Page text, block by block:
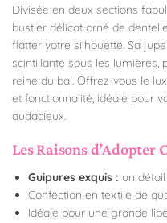
Divisée en deux sections
bustier délicat orné de
flatter votre silhouette. Sa
scintillante sous les lumières,
reine du bal. Offrez-vous le
et fonctionnalité, idéale pour
audacieux.
Les Raisons d’Adopter
Guipures exquis : un
Confection en textile de
Idéale pour une grande